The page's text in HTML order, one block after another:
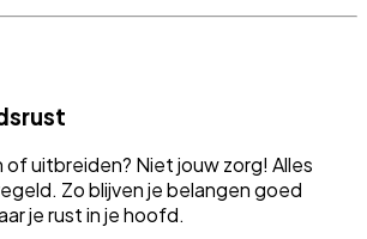
of uitbreiden? Niet jouw zorg! Alles
Zo blijven je belangen goed
je rust in je hoofd.